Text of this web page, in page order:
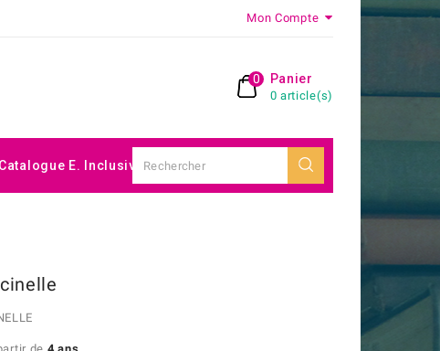
Mon Compte
Panier
0 article(s)
0
Catalogue E. Inclusive